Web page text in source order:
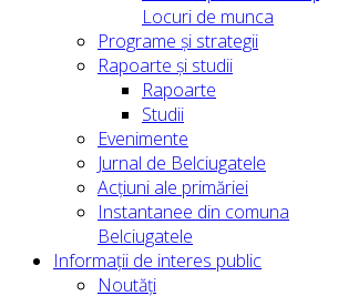
Locuri de munca
Programe și strategii
Rapoarte și studii
Rapoarte
Studii
Evenimente
Jurnal de Belciugatele
Acțiuni ale primăriei
Instantanee din comuna
Belciugatele
Informații de interes public
Noutăți